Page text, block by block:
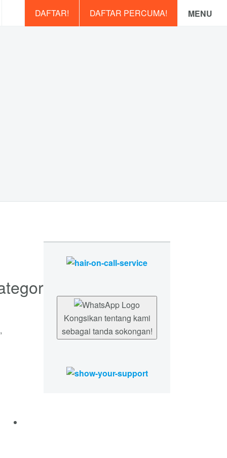
MENU
DAFTAR PERCUMA!
DAFTAR!
Kongsikan tentang kami
sebagai tanda sokongan!